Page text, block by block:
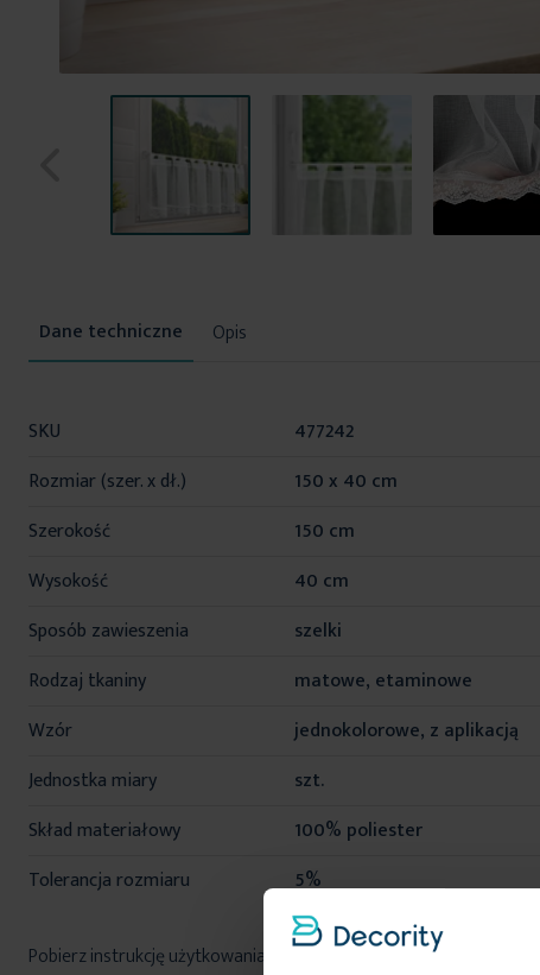
galerii
Opis
Więcej
SKU
477242
Rozmiar (szer. x dł.)
150 x 40 cm
Szerokość
150 cm
Wysokość
40 cm
Sposób zawieszenia
szelki
Rodzaj tkaniny
matowe, etaminowe
Wzór
jednokolorowe, z aplikacją
Jednostka miary
szt.
Skład materiałowy
100% poliester
Tolerancja rozmiaru
5%
Pobierz instrukcję użytkowania i bezpieczeństwa produktu